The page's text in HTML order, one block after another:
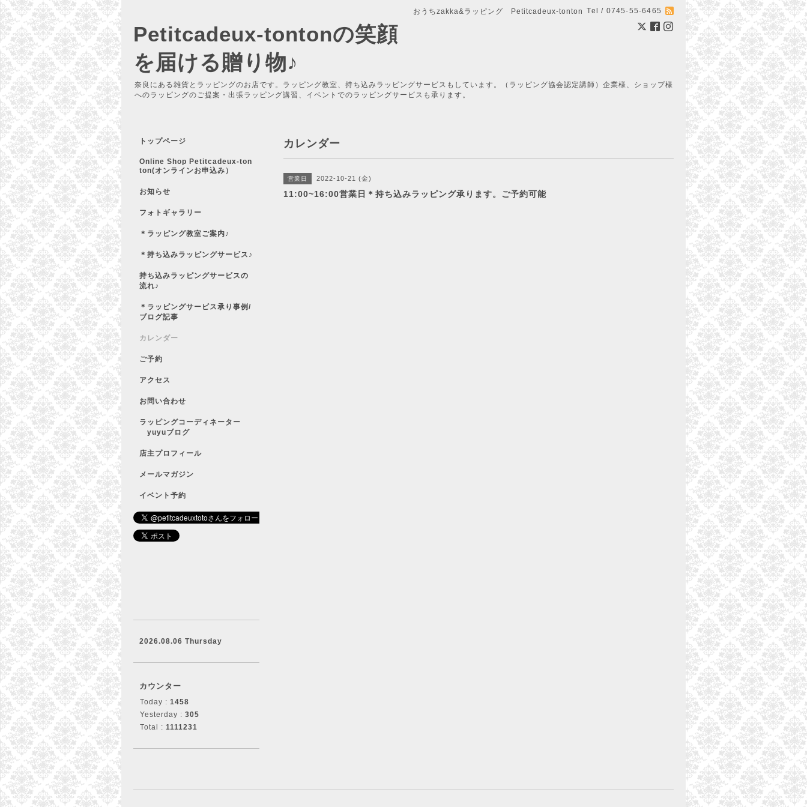
おうちzakka&ラッピング Petitcadeux-tonton Tel / 0745-55-6465
Petitcadeux-tontonの笑顔
を届ける贈り物♪
奈良にある雑貨とラッピングのお店です。ラッピング教室、持ち込みラッピングサービスもしています。（ラッピング協会認定講師）企業様、ショップ様
へのラッピングのご提案・出張ラッピング講習、イベントでのラッピングサービスも承ります。
カレンダー
営業日 2022-10-21 (金)
11:00~16:00営業日＊持ち込みラッピング承ります。ご予約可能
トップページ
Online Shop Petitcadeux-ton
ton(オンラインお申込み）
お知らせ
フォトギャラリー
＊ラッピング教室ご案内♪
＊持ち込みラッピングサービス♪
持ち込みラッピングサービスの
流れ♪
＊ラッピングサービス承り事例/
ブログ記事
カレンダー
ご予約
アクセス
お問い合わせ
ラッピングコーディネーター
yuyuブログ
店主プロフィール
メールマガジン
イベント予約
2026.08.06 Thursday
カウンター
Today : 1458
Yesterday : 305
Total : 1111231